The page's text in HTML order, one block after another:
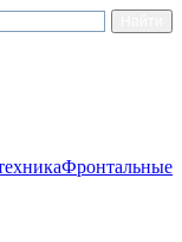
Фронтальные